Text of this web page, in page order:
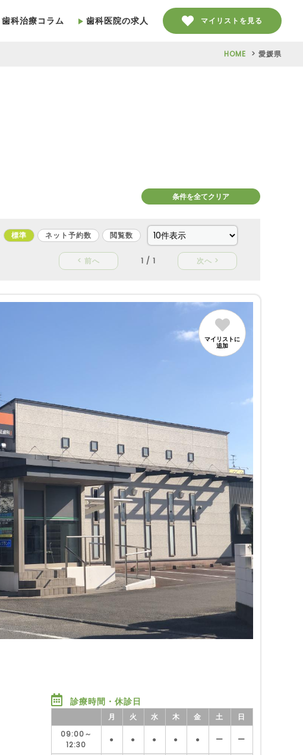
歯科治療コラム 歯科医院の求人 マイリストを見る
HOME 愛媛県
条件を全てクリア
標準 ネット予約数 閲覧数
< 前へ 1 / 1 次へ >
マイリストに
追加
診療時間・休診日
月 火 水 木 金 土
日
09:00～
12:30
● ● ● ● ● ー ー